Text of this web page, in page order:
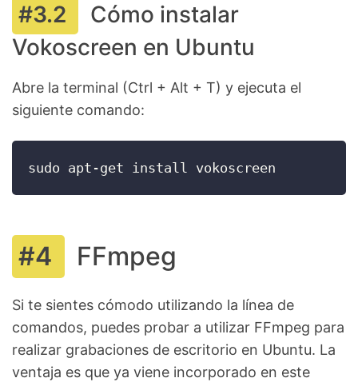
Cómo instalar
Vokoscreen en Ubuntu
Abre la terminal (Ctrl + Alt + T) y ejecuta el
siguiente comando:
sudo apt-get install vokoscreen
FFmpeg
Si te sientes cómodo utilizando la línea de
comandos, puedes probar a utilizar FFmpeg para
realizar grabaciones de escritorio en Ubuntu. La
ventaja es que ya viene incorporado en este